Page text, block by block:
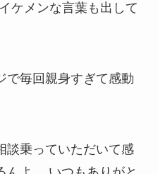
ケメンな言葉も出して
で毎回親身すぎて感動
談乗っていただいて感